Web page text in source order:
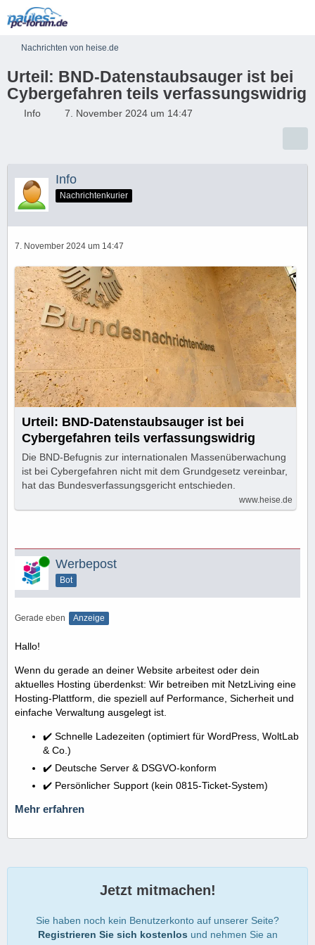
Nachrichten von heise.de
Urteil: BND-Datenstaubsauger ist bei
Cybergefahren teils verfassungswidrig​
Info 7. November 2024 um 14:47
Info
Nachrichtenkurier
7. November 2024 um 14:47
Urteil: BND-Datenstaubsauger ist bei
Cybergefahren teils verfassungswidrig
Die BND-Befugnis zur internationalen Massenüberwachung
ist bei Cybergefahren nicht mit dem Grundgesetz vereinbar,
hat das Bundesverfassungsgericht entschieden.
www.heise.de
Online Werbepost
Bot
Gerade eben Anzeige
Hallo!
Wenn du gerade an deiner Website arbeitest oder dein
aktuelles Hosting überdenkst: Wir betreiben mit NetzLiving eine
Hosting-Plattform, die speziell auf Performance, Sicherheit und
einfache Verwaltung ausgelegt ist.
✔️ Schnelle Ladezeiten (optimiert für WordPress, WoltLab
& Co.)
✔️ Deutsche Server & DSGVO-konform
✔️ Persönlicher Support (kein 0815-Ticket-System)
Mehr erfahren
Jetzt mitmachen!
Sie haben noch kein Benutzerkonto auf unserer Seite?
Registrieren Sie sich kostenlos und nehmen Sie an